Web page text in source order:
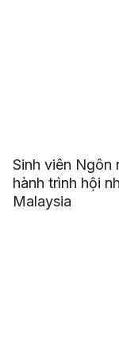
Sinh viên Ngôn
hành trình hội
Malaysia